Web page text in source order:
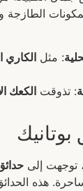
الطازجة
: مثل الكاري
: تذوقت الكعك
توجهت إلى
هذه